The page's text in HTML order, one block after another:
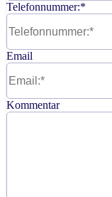
Telefonnummer:*
Email
Kommentar